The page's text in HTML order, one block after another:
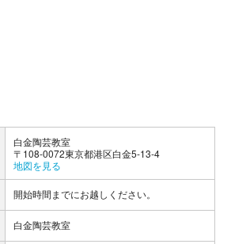
白金陶芸教室
〒108-0072東京都港区白金5-13-4
地図を見る
開始時間までにお越しください。
白金陶芸教室